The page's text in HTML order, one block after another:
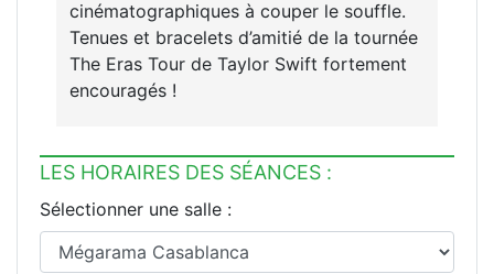
cinématographiques à couper le souffle.
Tenues et bracelets d’amitié de la tournée
The Eras Tour de Taylor Swift fortement
encouragés !
LES HORAIRES DES SÉANCES :
Sélectionner une salle :